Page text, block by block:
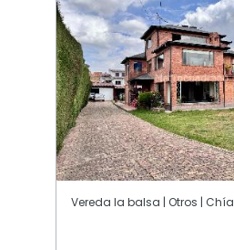
Vereda la balsa | Otros | Chía